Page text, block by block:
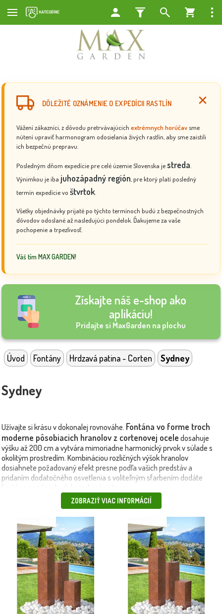
DÔLEŽITÉ OZNÁMENIE O EXPEDÍCII RASTLÍN
Vážení zákazníci, z dôvodu pretrvávajúcich extrémnych horúčav sme
nútení upraviť harmonogram odosielania živých rastlín, aby sme zaistili
ich bezpečnú prepravu.
Posledným dňom expedície pre celé územie Slovenska jestreda
Výnimkou je iba juhozápadný región , pre ktorý platí posledný
termín expedície vo štvrtok
Všetky objednávky prijaté po týchto termínoch budú z bezpečnostných
dôvodov odoslané až nasledujúci pondelok. Ďakujeme za vaše
pochopenie a trpezlivosť.
Váš tím MAX GARDEN!
Získajte náš e-shop ako
aplikáciu!
Pridajte si MaxGarden na plochu
Úvod Fontány Hrdzavá patina - Corten Sydney
Sydney
Užívajte si krásu v dokonalej rovnováhe. Fontána vo forme troch
moderne pôsobiacich hranolov z cortenovej ocele dosahuje
výšku až 200 cm a vytvára mimoriadne harmonický prvok v súlade s
okolitým prostredím. Kombináciou rozličných výšok hranolov
dosiahnete požadovaný efekt presne podľa vašich predstáv a
pridaním dodatočného osvetlenia s voliteľným sfarbením dodáte
fontáne po západe slnka jedinečný šarm.
ZOBRAZIŤ VIAC INFORMÁCIÍ